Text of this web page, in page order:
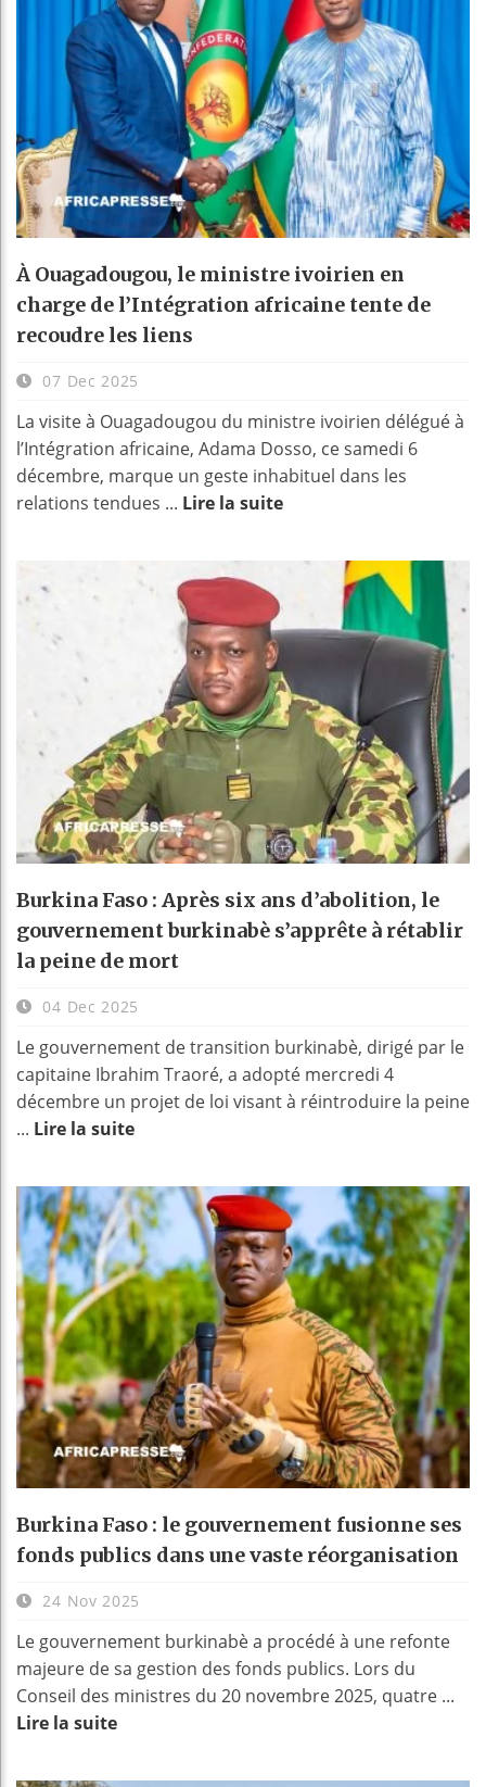
À Ouagadougou, le ministre ivoirien en
charge de l’Intégration africaine tente de
recoudre les liens
07 Dec 2025
La visite à Ouagadougou du ministre ivoirien délégué à
l’Intégration africaine, Adama Dosso, ce samedi 6
décembre, marque un geste inhabituel dans les
relations tendues ... Lire la suite
Burkina Faso : Après six ans d’abolition, le
gouvernement burkinabè s’apprête à rétablir
la peine de mort
04 Dec 2025
Le gouvernement de transition burkinabè, dirigé par le
capitaine Ibrahim Traoré, a adopté mercredi 4
décembre un projet de loi visant à réintroduire la peine
... Lire la suite
Burkina Faso : le gouvernement fusionne ses
fonds publics dans une vaste réorganisation
24 Nov 2025
Le gouvernement burkinabè a procédé à une refonte
majeure de sa gestion des fonds publics. Lors du
Conseil des ministres du 20 novembre 2025, quatre ...
Lire la suite